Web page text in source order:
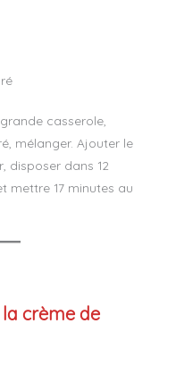
casserole,
mélanger. Ajouter le
disposer dans 12
mettre 17 minutes au
crème de